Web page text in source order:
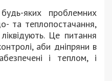
яких проблемних
та теплопостачання,
Це питання
аби дніпряни в
і теплом, і